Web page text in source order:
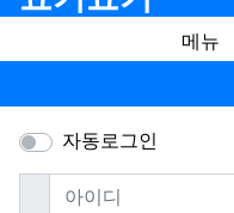
메뉴
자동로그인
아이디필수